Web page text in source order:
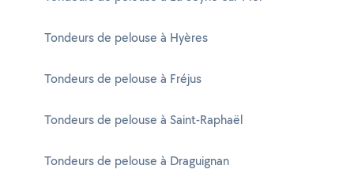
Tondeurs de pelouse à Hyères
Tondeurs de pelouse à Fréjus
Tondeurs de pelouse à Saint-Raphaël
Tondeurs de pelouse à Draguignan